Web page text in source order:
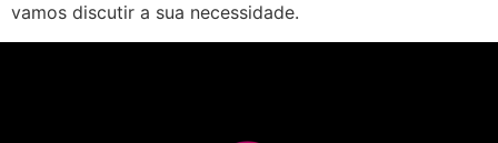
vamos discutir a sua necessidade.